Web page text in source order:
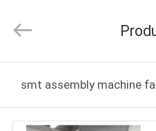
PRODUCTOS
CHARMHIGH
TECHNOLOGY
Rights
smt assembly machine